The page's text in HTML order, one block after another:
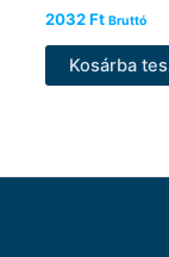
2032Ft Bruttó
Kosárba